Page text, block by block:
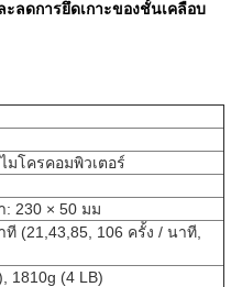
ลดการยึดเกาะของชั้นเคลือบ
มโครคอมพิวเตอร์
230 × 50 มม
ที (21,43,85, 106 ครั้ง / นาที,
1810g (4 LB)